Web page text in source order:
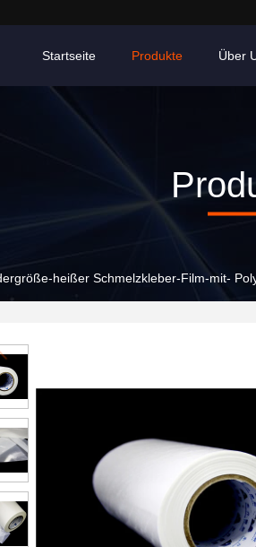
Startseite Produkte Über
heißer Schmelzkleber-Film-mit-